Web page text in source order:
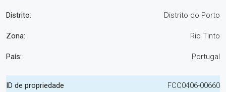
Distrito: Distrito do Porto
Zona: Rio Tinto
País: Portugal
ID de propriedade FCC0406-00660